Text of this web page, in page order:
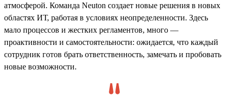
атмосферой. Команда Neuton создает новые решения в новых
областях ИТ, работая в условиях неопределенности. Здесь
мало процессов и жестких регламентов, много —
проактивности и самостоятельности: ожидается, что каждый
сотрудник готов брать ответственность, замечать и пробовать
новые возможности.